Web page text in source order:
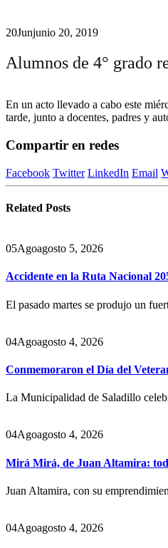
20Junjunio 20, 2019
Alumnos de 4° grado
En un acto llevado a cabo este
tarde, junto a docentes, padres y
Compartir en redes
Facebook Twitter LinkedIn Email
Related Posts
05Agoagosto 5, 2026
Accidente en la Ruta Nacional
El pasado martes se produjo un
04Agoagosto 4, 2026
Conmemoraron el Día del
La Municipalidad de Saladillo
04Agoagosto 4, 2026
Mirá Mirá, de Juan Altamira:
Juan Altamira, con su
04Agoagosto 4, 2026